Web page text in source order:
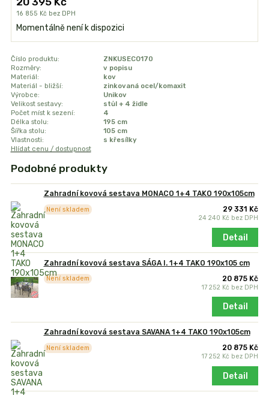
16 855 Kč bez DPH
Momentálně není k dispozici
Číslo produktu:
ZNKUSECO170
Rozměry:
v popisu
Materiál:
kov
Materiál - bližší:
zinkovaná ocel/komaxit
Výrobce:
Unikov
Velikost sestavy:
stůl + 4 židle
Počet míst k sezení:
4
Délka stolu:
195 cm
Šířka stolu:
105 cm
Vlastnosti:
s křesílky
Hlídat cenu / dostupnost
Podobné produkty
Zahradní kovová sestava MONACO 1+4 TAKO 190x105cm
29 331 Kč
24 240 Kč bez DPH
Není skladem
Detail
Zahradní kovová sestava SÁGA I. 1+4 TAKO 190x105 cm
20 875 Kč
17 252 Kč bez DPH
Není skladem
Detail
Zahradní kovová sestava SAVANA 1+4 TAKO 190x105cm
20 875 Kč
17 252 Kč bez DPH
Není skladem
Detail